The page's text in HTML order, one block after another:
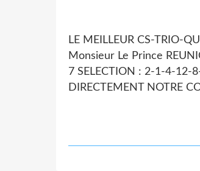
LE MEILLEUR CS-TRIO-
Monsieur Le Prince
7 SELECTION : 2-1-4-12-
DIRECTEMENT NOTRE